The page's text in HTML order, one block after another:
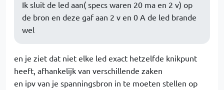
Ik sluit de led aan( specs waren 20 ma en 2 v) op
de bron en deze gaf aan 2 v en 0 A de led brande
wel
en je ziet dat niet elke led exact hetzelfde knikpunt
heeft, afhankelijk van verschillende zaken
en ipv van je spanningsbron in te moeten stellen op